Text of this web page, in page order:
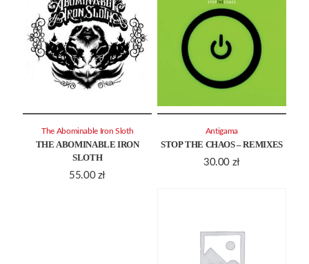
THE ABOMINABLE IRON
SLOTH
55.00 zł
The Abominable Iron Sloth
STOP THE CHAOS – REMIXES
30.00 zł
Antigama